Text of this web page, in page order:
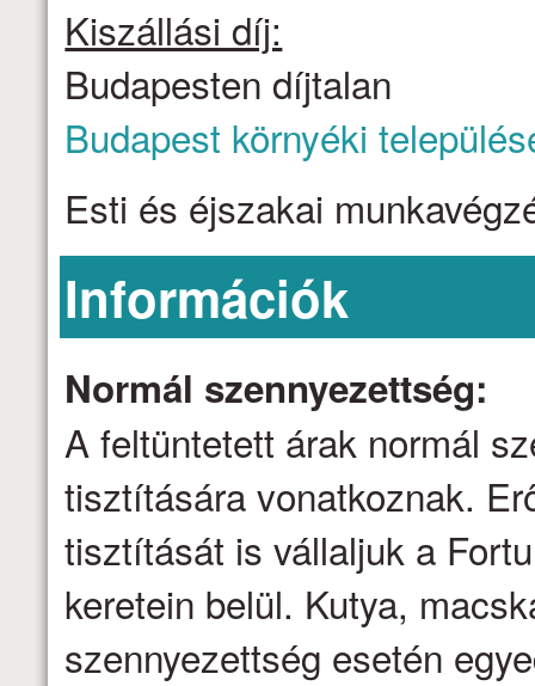
Kiszállási díj:
Budapesten díjtalan
Budapest környéki
Esti és éjszakai
Információk
Normál szennyezettség:
A feltüntetett árak normál
tisztítására vonatkoznak.
tisztítását is vállaljuk a
keretein belül. Kutya,
szennyezettség esetén